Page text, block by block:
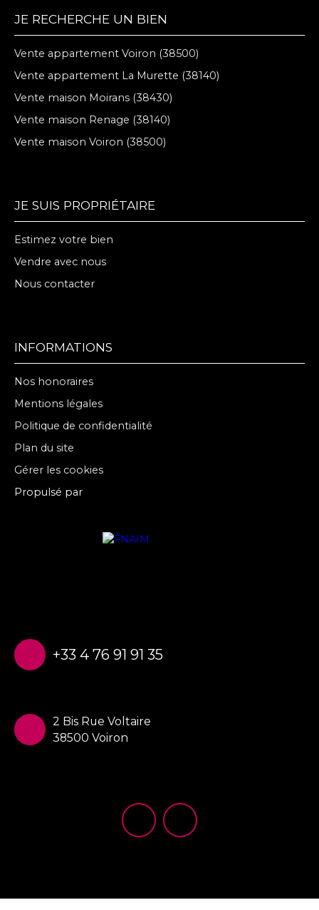
JE RECHERCHE UN BIEN
Vente appartement Voiron (38500)
Vente appartement La Murette (38140)
Vente maison Moirans (38430)
Vente maison Renage (38140)
Vente maison Voiron (38500)
JE SUIS PROPRIÉTAIRE
Estimez votre bien
Vendre avec nous
Nous contacter
INFORMATIONS
Nos honoraires
Mentions légales
Politique de confidentialité
Plan du site
Gérer les cookies
Propulsé par
+33 4 76 91 91 35
2 Bis Rue Voltaire
38500 Voiron